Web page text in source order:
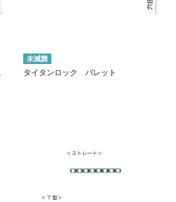
未滅菌
タイタンロック バレット